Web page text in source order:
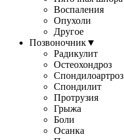
Воспаления
Опухоли
Другое
Позвоночник▼
Радикулит
Остеохондроз
Спондилоартроз
Спондилит
Протрузия
Грыжа
Боли
Осанка